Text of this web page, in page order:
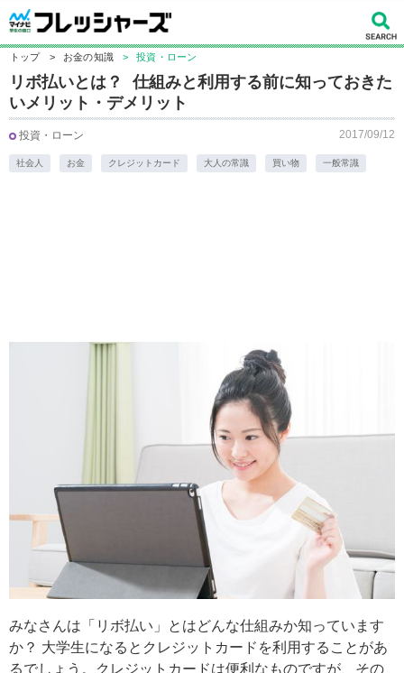
トップ > お金の知識 > 投資・ローン
リボ払いとは？ 仕組みと利用する前に知っておきた
いメリット・デメリット
投資・ローン 2017/09/12
社会人 お金 クレジットカード 大人の常識 買い物 一般常識
みなさんは「リボ払い」とはどんな仕組みか知っています
か？ 大学生になるとクレジットカードを利用することがあ
るでしょう。クレジットカードは便利なものですが、その